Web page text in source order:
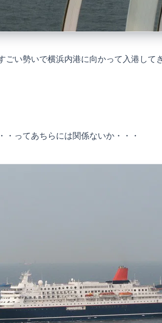
ごい勢いで横浜内港に向かって入港して
ってあちらには関係ないか・・・